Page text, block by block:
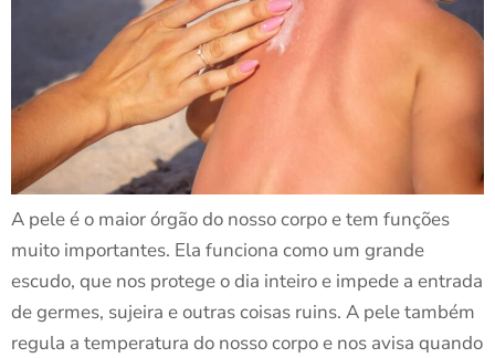
A pele é o maior órgão do nosso corpo e tem funções
muito importantes. Ela funciona como um grande
escudo, que nos protege o dia inteiro e impede a entrada
de germes, sujeira e outras coisas ruins. A pele também
regula a temperatura do nosso corpo e nos avisa quando